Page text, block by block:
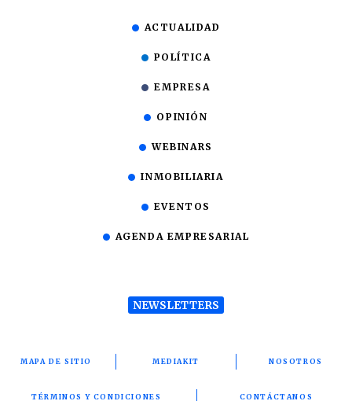
ACTUALIDAD
POLÍTICA
EMPRESA
OPINIÓN
WEBINARS
INMOBILIARIA
EVENTOS
AGENDA EMPRESARIAL
NEWSLETTERS
MAPA DE SITIO MEDIAKIT NOSOTROS
TÉRMINOS Y CONDICIONES CONTÁCTANOS